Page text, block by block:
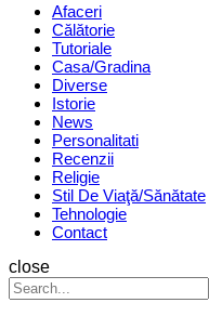
Menu Afaceri
Călătorie
Tutoriale
Casa/Gradina
Diverse
Istorie
News
Personalitati
Recenzii
Religie
Stil De Viaţă/Sănătate
Tehnologie
Contact
Search
close
Search
for: